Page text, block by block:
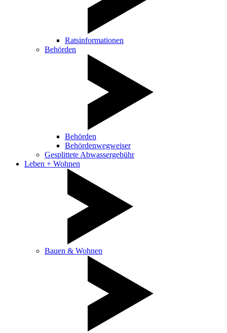
Ratsinformationen
Behörden
Behörden
Behördenwegweiser
Gesplittete Abwassergebühr
Leben + Wohnen
Bauen & Wohnen